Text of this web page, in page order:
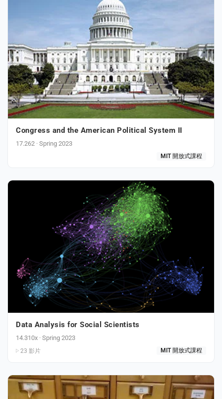
Congress and the American Political System II
17.262 · Spring 2023
MIT 開放式課程
Data Analysis for Social Scientists
14.310x · Spring 2023
23 影片
MIT 開放式課程